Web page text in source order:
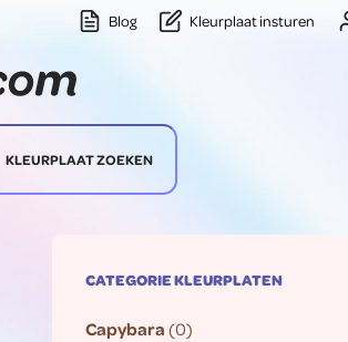
Blog Kleurplaat insturen
KLEURPLAAT ZOEKEN
CATEGORIE KLEURPLATEN
Capybara (0)